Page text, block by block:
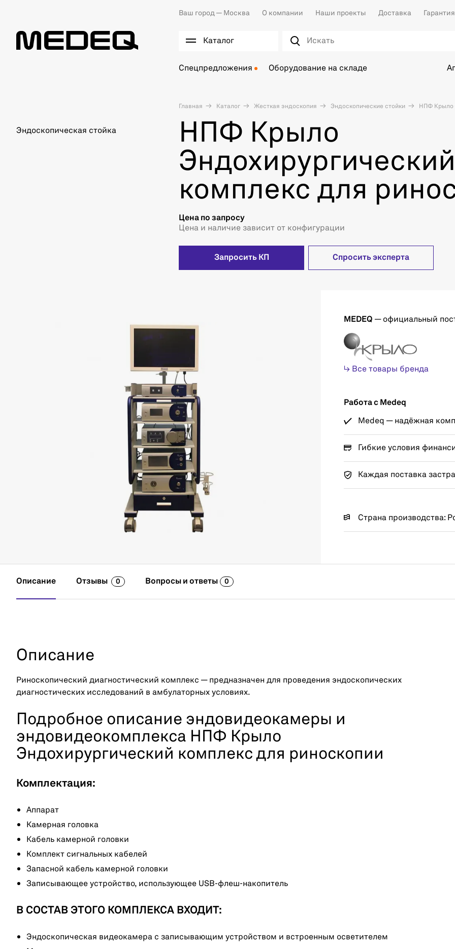
Ваш город — Москва О компании Наши проекты Доставка Гарантия
Каталог
Спецпредложения Оборудование на складе
Главная Каталог Жесткая эндоскопия Эндоскопические стойки НПФ Крыло
Эндоскопическая стойка
НПФ Крыло
Эндохирургический
комплекс для
Цена по запросу
Цена и наличие зависит от конфигурации
Запросить КП Спросить эксперта
MEDEQ — официальный
↳ Все товары бренда
Работа с Medeq
Medeq — надёжная
Гибкие условия
Каждая поставка
Страна производства:
Описание Отзывы 0 Вопросы и ответы 0
Описание
Риноскопический диагностический комплекс — предназначен для проведения эндоскопических
диагностических исследований в амбулаторных условиях.
Подробное описание эндовидеокамеры и
эндовидеокомплекса НПФ Крыло
Эндохирургический комплекс для риноскопии
Комплектация:
Аппарат
Камерная головка
Кабель камерной головки
Комплект сигнальных кабелей
Запасной кабель камерной головки
Записывающее устройство, использующее USB-флеш-накопитель
В СОСТАВ ЭТОГО КОМПЛЕКСА ВХОДИТ:
Эндоскопическая видеокамера с записывающим устройством и встроенным осветителем